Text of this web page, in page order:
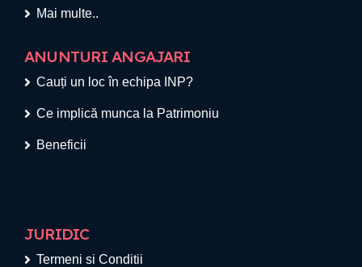
Mai multe..
ANUNTURI ANGAJARI
Cauți un loc în echipa INP?
Ce implică munca la Patrimoniu
Beneficii
JURIDIC
Termeni si Conditii